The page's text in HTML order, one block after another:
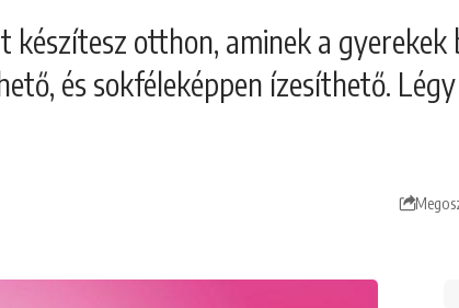
készítesz otthon, aminek a
és sokféleképpen ízesíthető.